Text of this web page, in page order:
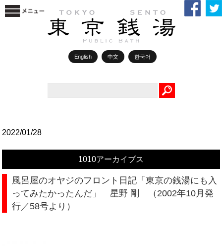
English 中文 한국어
2022/01/28
1010アーカイブス
風呂屋のオヤジのフロント日記「東京の銭湯にも入
ってみたかったんだ」 星野 剛 （2002年10月発
行／58号より）